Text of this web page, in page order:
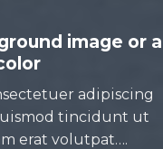
image or a
adipiscing
tincidunt ut
erat volutpat….